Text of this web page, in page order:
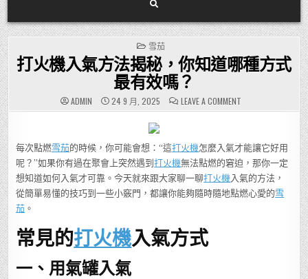
POSTED
IN
雪茄
打火機入氣方法揭秘，你知道哪種方式
最有效嗎？
ADMIN 24 9 月, 2025 LEAVE A COMMENTON
打
氣
方
法
揭
秘，
你
知
道
每次點燃雪茄的時候，你可能會想：“這打火機怎麼入氣才能讓它好用
呢？”如果你有過在聚會上突然遇到打火機無法點燃的窘迫，那你一定
想知道如何入氣才可靠。今天就來跟大家聊一聊打火機入氣的方法，
從簡單易懂的技巧到一些小竅門，都讓你能夠隨時隨地點燃心愛的雪
茄 。
常見的打火機入氣方式
一、用氣罐入氣